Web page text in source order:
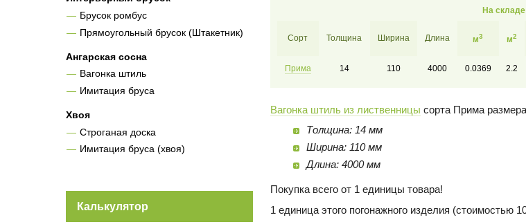
Брусок ромбус
Прямоугольный брусок (Штакетник)
Ангарская сосна
Вагонка штиль
Имитация бруса
Хвоя
Строганая доска
Имитация бруса (хвоя)
Калькулятор
На складе
Сорт Толщина Ширина Длина м3 м2
Прима 14 110 4000 0.0369 2.2
Вагонка штиль из лиственницы сорта Прима
Толщина: 14 мм
Ширина: 110 мм
Длина: 4000 мм
Покупка всего от 1 единицы товара!
1 единица этого погонажного изделия